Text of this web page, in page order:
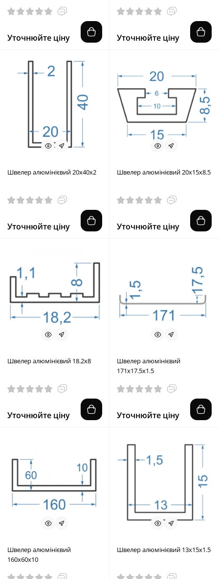
Уточнюйте ціну Уточнюйте ціну
Швелер алюмінієвий 20x40x2
Уточнюйте ціну
Швелер алюмінієвий 20x15x8.5
Уточнюйте ціну
Швелер алюмінієвий 18.2x8
Уточнюйте ціну
Швелер алюмінієвий
171x17.5x1.5
Уточнюйте ціну
Швелер алюмінієвий
160x60x10
Швелер алюмінієвий 13x15x1.5